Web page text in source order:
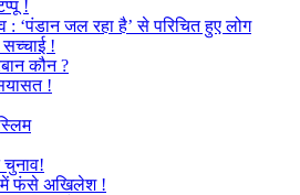
!
: ‘पंडान जल रहा है’ से परिचित हुए लोग
!
कौन ?
!
चुनाव!
में फंसे अखिलेश !